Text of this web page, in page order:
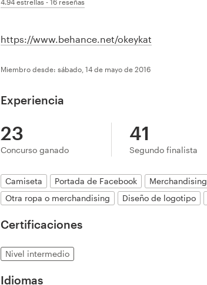
4.94 estrellas -16 reseñas
https://www.behance.net/okeykat
Miembro desde: sábado, 14 de mayo de 2016
Experiencia
23
Concurso ganado
41
Segundo finalista
Camiseta Portada de Facebook Merchandising
Otra ropa o merchandising
Diseño de logotipo
Certificaciones
Nivel intermedio
Idiomas